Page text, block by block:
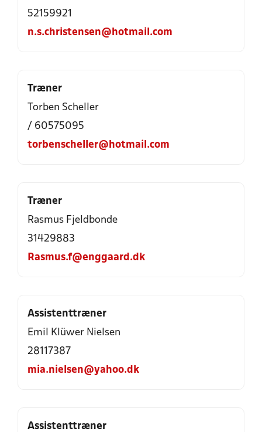
52159921
n.s.christensen@hotmail.com
Træner
Torben Scheller
/ 60575095
torbenscheller@hotmail.com
Træner
Rasmus Fjeldbonde
31429883
Rasmus.f@enggaard.dk
Assistenttræner
Emil Klüwer Nielsen
28117387
mia.nielsen@yahoo.dk
Assistenttræner